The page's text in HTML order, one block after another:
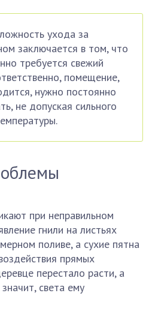
ухода за
заключается в том, что
требуется свежий
помещение,
нужно постоянно
не допуская сильного
при неправильном
гнили на листьях
поливе, а сухие пятна
прямых
перестало расти, а
света ему